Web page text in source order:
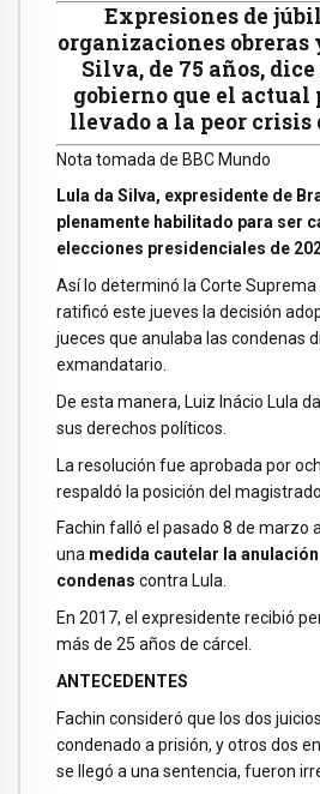
Expresiones de
organizaciones obreras
Silva, de 75 años,
gobierno que el actual
llevado a la peor crisis
Nota tomada de BBC Mundo
Lula da Silva, expresidente de
plenamente habilitado para ser
elecciones presidenciales de
Así lo determinó la Corte Suprema
ratificó este jueves la decisión
jueces que anulaba las condenas
exmandatario.
De esta manera, Luiz Inácio Lula
sus derechos políticos.
La resolución fue aprobada por
respaldó la posición del
Fachin falló el pasado 8 de marzo
una medida cautelar la
condenas contra Lula.
En 2017, el expresidente recibió
más de 25 años de cárcel.
ANTECEDENTES
Fachin consideró que los dos
condenado a prisión, y otros dos
se llegó a una sentencia, fueron